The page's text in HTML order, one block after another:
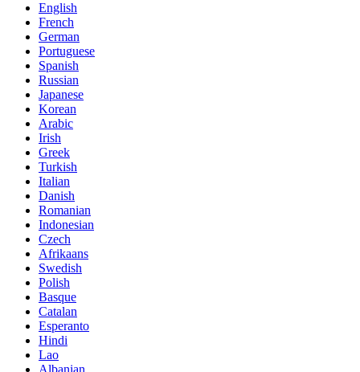
English
French
German
Portuguese
Spanish
Russian
Japanese
Korean
Arabic
Irish
Greek
Turkish
Italian
Danish
Romanian
Indonesian
Czech
Afrikaans
Swedish
Polish
Basque
Catalan
Esperanto
Hindi
Lao